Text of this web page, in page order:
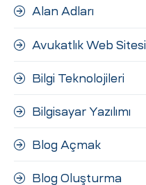
Alan Adları
Avukatlık Web Sitesi
Bilgi Teknolojileri
Bilgisayar Yazılımı
Blog Açmak
Blog Oluşturma